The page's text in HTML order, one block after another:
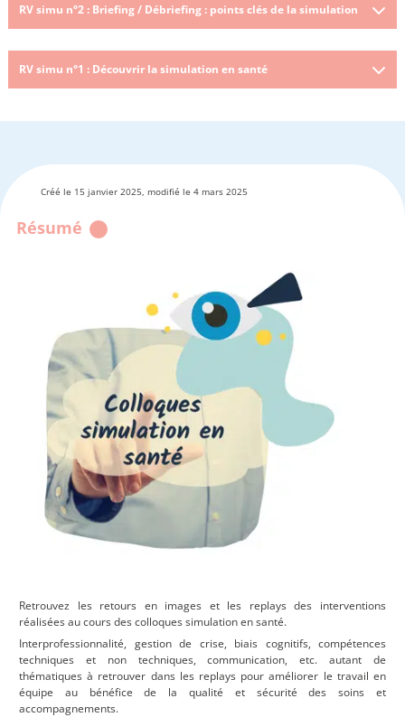
RV simu n°2 : Briefing / Débriefing : points clés de la simulation
RV simu n°1 : Découvrir la simulation en santé
Créé le 15 janvier 2025, modifié le 4 mars 2025
Résumé
Retrouvez les retours en images et les replays des interventions
réalisées au cours des colloques simulation en santé.
Interprofessionnalité, gestion de crise, biais cognitifs, compétences
techniques et non techniques, communication, etc. autant de
thématiques à retrouver dans les replays pour améliorer le travail en
équipe au bénéfice de la qualité et sécurité des soins et
accompagnements.